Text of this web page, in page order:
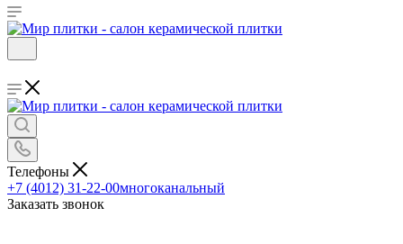
Телефоны
+7 (4012) 31-22-00многоканальный
Заказать звонок